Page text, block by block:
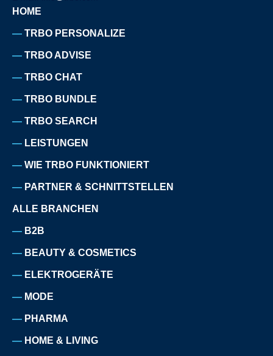
HOME
TRBO PERSONALIZE
TRBO ADVISE
TRBO CHAT
TRBO BUNDLE
TRBO SEARCH
LEISTUNGEN
WIE TRBO FUNKTIONIERT
PARTNER & SCHNITTSTELLEN
ALLE BRANCHEN
B2B
BEAUTY & COSMETICS
ELEKTROGERÄTE
MODE
PHARMA
HOME & LIVING